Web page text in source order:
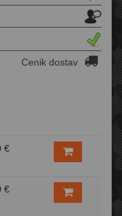
Cenik dostav
€
€